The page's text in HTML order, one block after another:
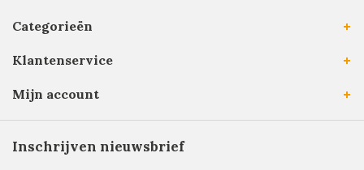
Categorieën
Klantenservice
Mijn account
Inschrijven nieuwsbrief